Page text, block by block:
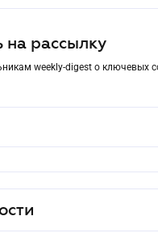
рассылку
weekly-digest о ключевых